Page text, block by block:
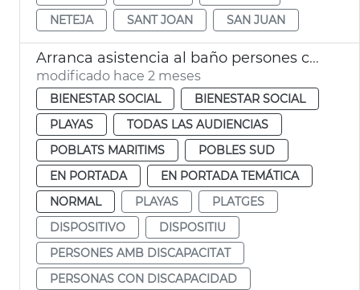
NETEJA
SANT JOAN SAN JUAN
Arranca asistencia al baño persones con discapacitado playas València
modificado hace 2 meses
BIENESTAR SOCIAL
BIENESTAR SOCIAL
PLAYAS
TODAS LAS AUDIENCIAS
POBLATS MARITIMS
POBLES SUD
EN PORTADA
EN PORTADA TEMÁTICA
NORMAL
PLAYAS
PLATGES
DISPOSITIVO
DISPOSITIU
PERSONES AMB DISCAPACITAT
PERSONAS CON DISCAPACIDAD